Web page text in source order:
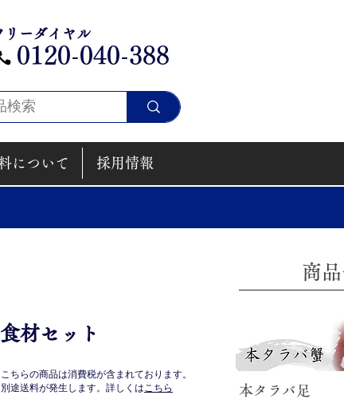
リーダイヤル
​0120-040-388
について 採用情報
材セット
価
こちらの商品は消費税が含まれております。
​別途送料が発生します。詳しくはこちら
商
​本タラバ足